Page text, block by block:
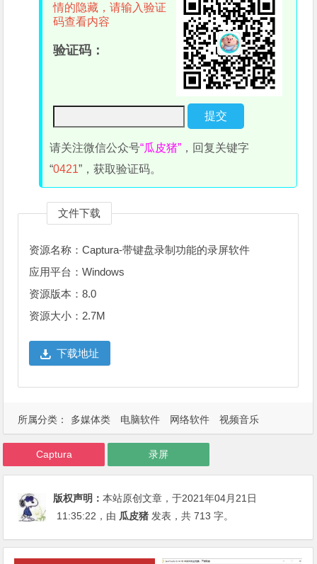
情的隐藏，请输入验证
码查看内容
验证码：
请关注微信公众号“瓜皮猪” ，回复关键字
“0421”，获取验证码。
文件下载
资源名称：Captura-带键盘录制功能的录屏软件
应用平台：Windows
资源版本：8.0
资源大小：2.7M
下载地址
所属分类： 多媒体类 电脑软件 网络软件 视频音乐
Captura 录屏
版权声明：本站原创文章，于2021年04月21日
11:35:22 ，由 瓜皮猪 发表，共 713 字。